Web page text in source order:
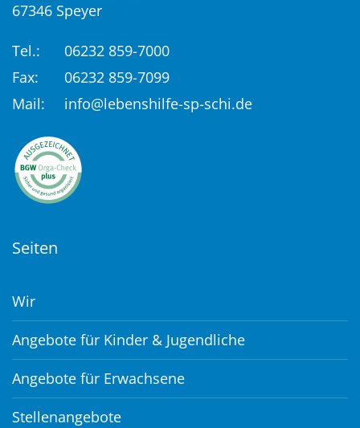
67346 Speyer
Tel.:
06232 859-7000
Fax:
06232 859-7099
Mail:
info@lebenshilfe-sp-schi.de
Seiten
Wir
Angebote für Kinder & Jugendliche
Angebote für Erwachsene
Stellenangebote